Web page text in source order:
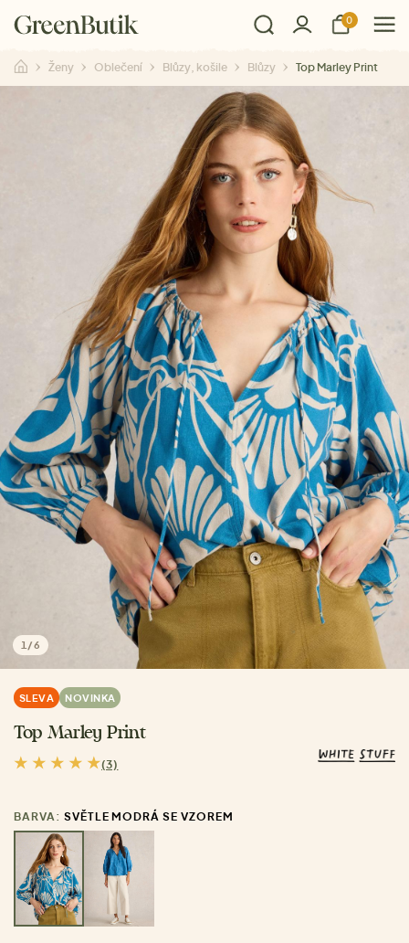
0
Ženy Oblečení Blůzy, košile Blůzy Top Marley Print
1 /6
SLEVA NOVINKA
Top Marley Print
(3)
BARVA: SVĚTLE MODRÁ SE VZOREM